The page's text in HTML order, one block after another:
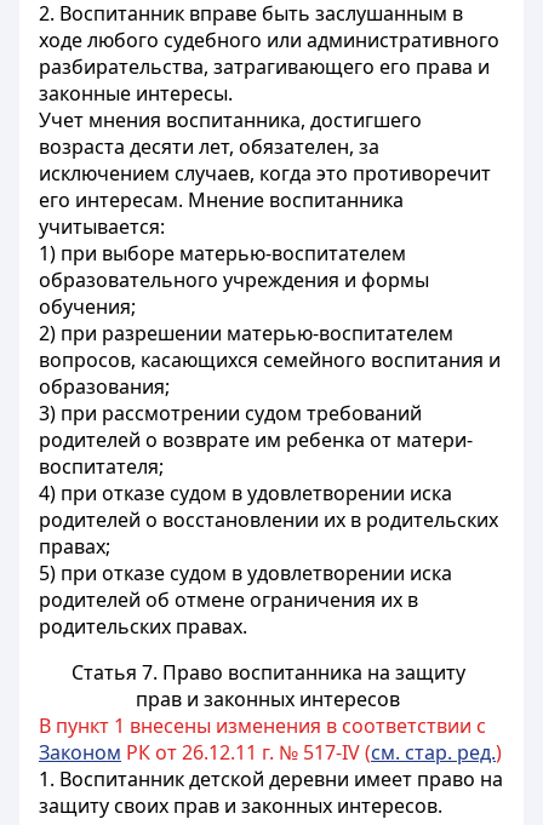
2. Воспитанник вправе быть заслушанным в
ходе любого судебного или административного
разбирательства, затрагивающего его права и
законные интересы.
Учет мнения воспитанника, достигшего
возраста десяти лет, обязателен, за
исключением случаев, когда это противоречит
его интересам. Мнение воспитанника
учитывается:
1) при выборе матерью-воспитателем
образовательного учреждения и формы
обучения;
2) при разрешении матерью-воспитателем
вопросов, касающихся семейного воспитания и
образования;
3) при рассмотрении судом требований
родителей о возврате им ребенка от матери-
воспитателя;
4) при отказе судом в удовлетворении иска
родителей о восстановлении их в родительских
правах;
5) при отказе судом в удовлетворении иска
родителей об отмене ограничения их в
родительских правах.
Статья 7. Право воспитанника на защиту
прав и законных интересов
В пункт 1 внесены изменения в соответствии с
Законом РК от 26.12.11 г. № 517-IV (см. стар. ред.)
1. Воспитанник детской деревни имеет право на
защиту своих прав и законных интересов.